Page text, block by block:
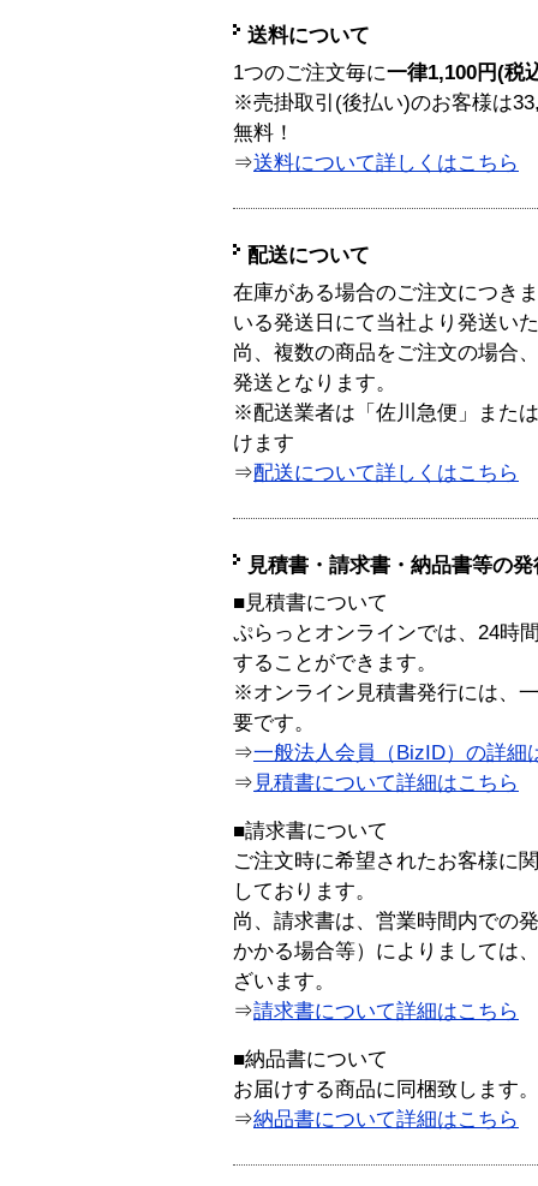
送料について
1つのご注文毎に一律1,100円(税
※売掛取引(後払い)のお客様は
無料！
⇒送料について詳しくはこちら
配送について
在庫がある場合のご注文につき
いる発送日にて当社より発送い
尚、複数の商品をご注文の場合
発送となります。
※配送業者は「佐川急便」また
けます
⇒配送について詳しくはこちら
見積書・請求書・納品書等の
■見積書について
ぷらっとオンラインでは、24時
することができます。
※オンライン見積書発行には、
要です。
⇒一般法人会員（BizID）の詳細
⇒ 見積書について詳細はこちら
■請求書について
ご注文時に希望されたお客様に
しております。
尚、請求書は、営業時間内での
かかる場合等）によりましては
ざいます。
⇒請求書について詳細はこちら
■納品書について
お届けする商品に同梱致します。
⇒納品書について詳細はこちら